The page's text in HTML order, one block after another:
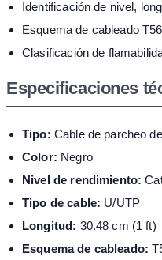
Identificación de nivel,
Esquema de cableado
Clasificación de
Especificaciones
Tipo: Cable de parcheo
Color: Negro
Nivel de rendimiento:
Tipo de cable: U/UTP
Longitud: 30.48 cm (1 ft)
Esquema de cableado: